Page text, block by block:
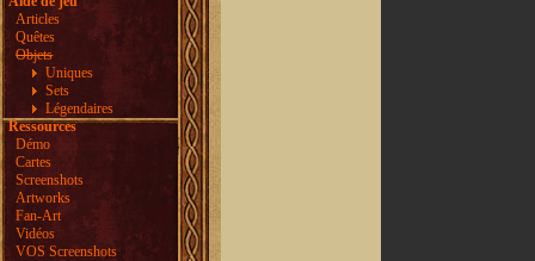
Articles
Quêtes
Objets
Uniques
Sets
Légendaires
Ressources
Démo
Cartes
Screenshots
Artworks
Fan-Art
Vidéos
VOS Screenshots